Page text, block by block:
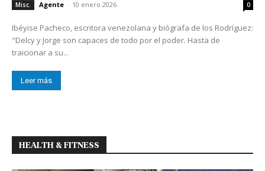
Misc. Agente - 10 enero 2026 0
Ibéyise Pacheco, escritora venezolana y biógrafa de los Rodríguez:
"Delcy y Jorge son capaces de todo por el poder. Hasta de
traicionar a su...
Leer más
HEALTH & FITNESS